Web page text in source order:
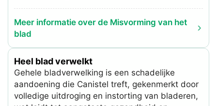
Meer informatie over de Misvorming van het
blad
Heel blad verwelkt
Gehele bladverwelking is een schadelijke
aandoening die Canistel treft, gekenmerkt door
volledige uitdroging en instorting van bladeren,